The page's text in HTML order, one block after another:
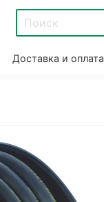
Доставка и оплата